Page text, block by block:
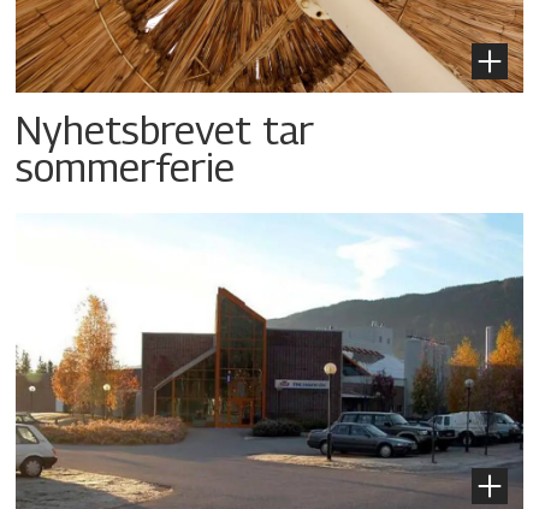
Nyhetsbrevet tar
sommerferie